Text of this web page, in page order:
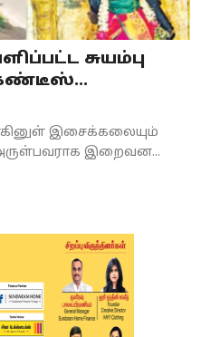
சுயம்பு
இசைக்கலையும்
இறைவன...